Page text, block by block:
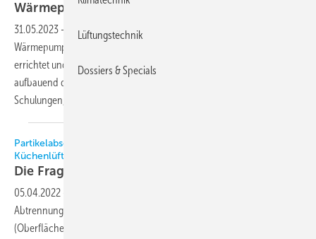
Wärmepumpen – aber
31.05.2023 -
Wie man Heizungsanlagen mit elektrisch angetriebenen
Wärmepumpen in Ein- und Mehrfamilienhäusern korrekt plant,
errichtet und betreibt, beschreibt die neue VDI 4645, darauf
aufbauend die VDI-MT 4645 Blatt 1 Vorgaben zu einschlägigen
Schulungen, Prüfungen und
Partikelabscheidung, Gasmotor-Wärmepumpen, Geothermie,
Küchenlüftung-Reinigung, Thermometrie, Dichtheitsprüfung
Die Frage nach der
05.04.2022
Abtrennung fester Partikel aus Gasen mit filternden Abscheidern
(Oberflächenfilter) unter anderem zur Emissionsminderung und zur
Lüftungstechnik
Dossiers & Specials